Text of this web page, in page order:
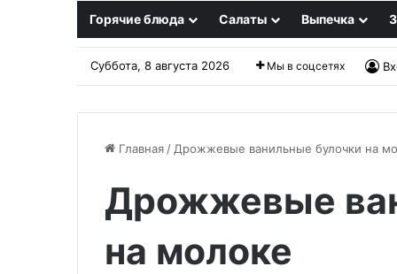
Горячие блюда Салаты Выпечка
Суббота, 8 августа 2026 Мы в соцсетях
Главная / Дрожжевые ванильные булочки на
Дрожжевые
на молоке
«Подснежник»
—
салат